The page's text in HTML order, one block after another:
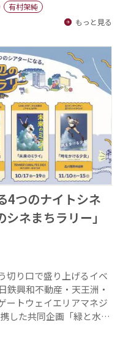
有村架純
もっと見る
4つのナイトシネ
ネまちラリー」
切り口で盛り上げるイベ
鉄興和不動産・天王洲・
ートウェイエリアマネジ
した共同企画「緑と水…